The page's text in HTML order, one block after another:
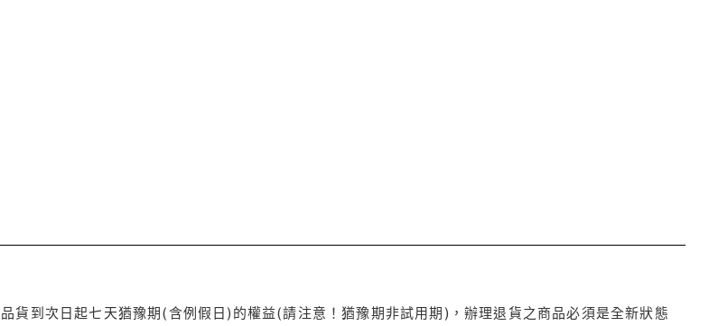
貨到次日起七天猶豫期(含例假日)的權益(請注意！猶豫期非試用期)，辦理退貨之商品必須是全新狀態